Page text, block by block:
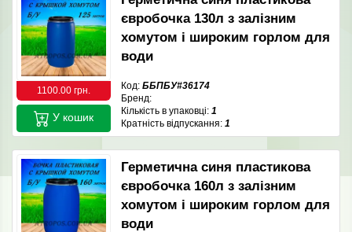
1100.00 грн.
євробочка 130л з залізним
хомутом і широким горлом для
води
Код: ББПБУ#36174
Бренд:
Кількість в упаковці: 1
Кратність відпускання: 1
У кошик
Герметична синя пластикова
євробочка 160л з залізним
хомутом і широким горлом для
води